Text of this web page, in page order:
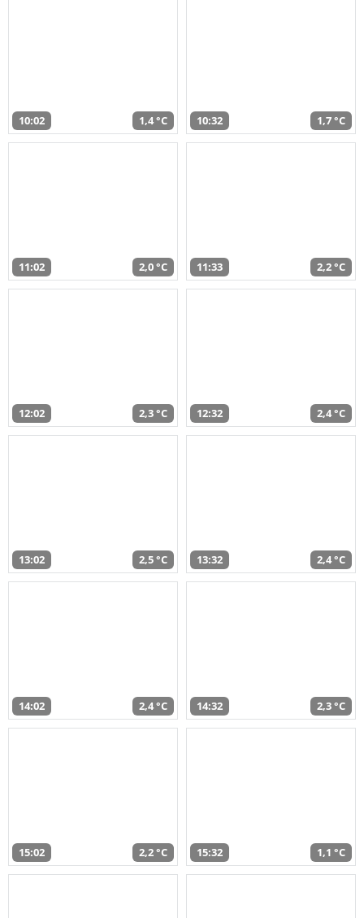
10:02 1,4 °C 10:32 1,7 °C
11:02 2,0 °C 11:33 2,2 °C
12:02 2,3 °C 12:32 2,4 °C
13:02 2,5 °C 13:32 2,4 °C
14:02 2,4 °C 14:32 2,3 °C
15:02 2,2 °C 15:32 1,1 °C